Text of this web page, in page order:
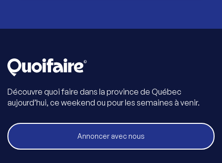
Découvre quoi faire dans la province de Québec
aujourd’hui, ce weekend ou pour les semaines à venir.
Annoncer avec nous